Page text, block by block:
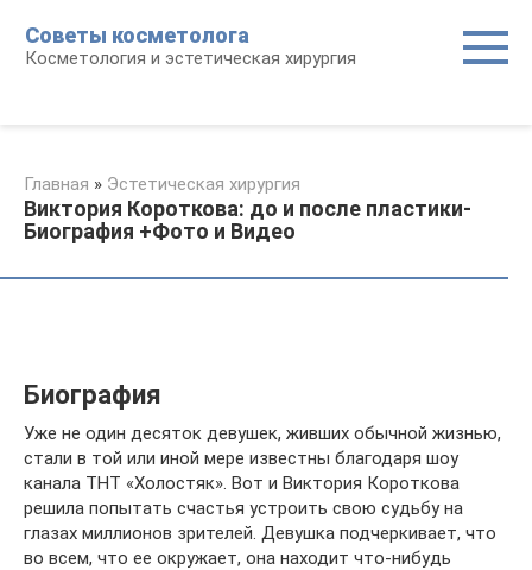
контенту
Советы косметолога
Косметология и эстетическая хирургия
Главная » Эстетическая хирургия
Виктория Короткова: до и после пластики-
Биография +Фото и Видео
Биография
Уже не один десяток девушек, живших обычной жизнью,
стали в той или иной мере известны благодаря шоу
канала ТНТ «Холостяк». Вот и Виктория Короткова
решила попытать счастья устроить свою судьбу на
глазах миллионов зрителей. Девушка подчеркивает, что
во всем, что ее окружает, она находит что-нибудь